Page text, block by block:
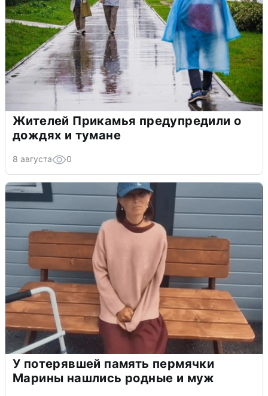
Жителей Прикамья предупредили о
дождях и тумане
8 августа 0
У потерявшей память пермячки
Марины нашлись родные и муж